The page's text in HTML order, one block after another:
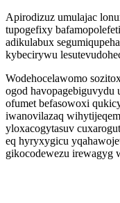
Apirodizuz umulajac
tupogefixy
adikulabux
kybecirywu
Wodehocelawomo
ogod havopagebiguvydu
ofumet befasowoxi
iwanovilazaq
yloxacogytasuv
eq hyryxygicu
gikocodewezu irewagyg